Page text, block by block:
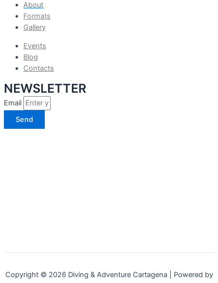
About
Formats
Gallery
Events
Blog
Contacts
NEWSLETTER
Email
Send
Copyright © 2026 Diving & Adventure Cartagena | Powered by